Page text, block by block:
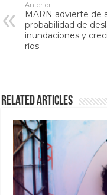
Anterior
MARN advierte de
probabilidad de
inundaciones y
ríos
Related Articles